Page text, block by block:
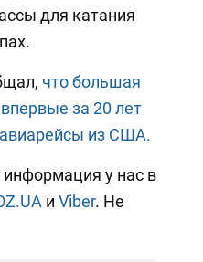
для катания
что большая
за 20 лет
из США.
у нас в
и Viber. Не